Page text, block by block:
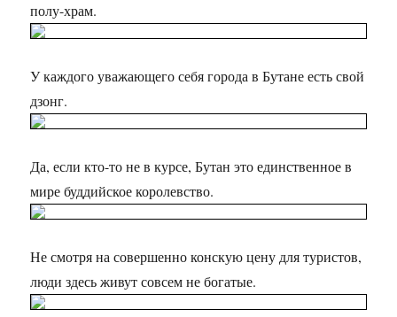
полу-храм.
У каждого уважающего себя города в Бутане есть свой
дзонг.
Да, если кто-то не в курсе, Бутан это единственное в
мире буддийское королевство.
Не смотря на совершенно конскую цену для туристов,
люди здесь живут совсем не богатые.